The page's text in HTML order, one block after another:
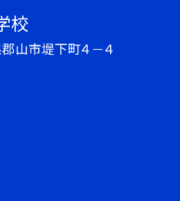
校
山市堤下町４－４